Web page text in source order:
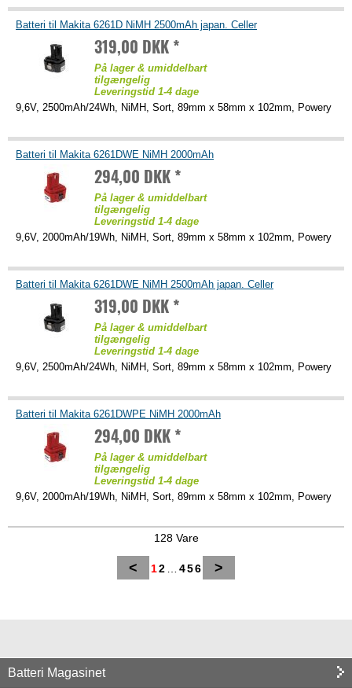
Batteri til Makita 6261D NiMH 2500mAh japan. Celler
319,00 DKK *
På lager & umiddelbart
tilgængelig
Leveringstid 1-4 dage
9,6V, 2500mAh/24Wh, NiMH, Sort, 89mm x 58mm x 102mm, Powery
Batteri til Makita 6261DWE NiMH 2000mAh
294,00 DKK *
På lager & umiddelbart
tilgængelig
Leveringstid 1-4 dage
9,6V, 2000mAh/19Wh, NiMH, Sort, 89mm x 58mm x 102mm, Powery
Batteri til Makita 6261DWE NiMH 2500mAh japan. Celler
319,00 DKK *
På lager & umiddelbart
tilgængelig
Leveringstid 1-4 dage
9,6V, 2500mAh/24Wh, NiMH, Sort, 89mm x 58mm x 102mm, Powery
Batteri til Makita 6261DWPE NiMH 2000mAh
294,00 DKK *
På lager & umiddelbart
tilgængelig
Leveringstid 1-4 dage
9,6V, 2000mAh/19Wh, NiMH, Sort, 89mm x 58mm x 102mm, Powery
128 Vare
< 12 456 >
Batteri Magasinet